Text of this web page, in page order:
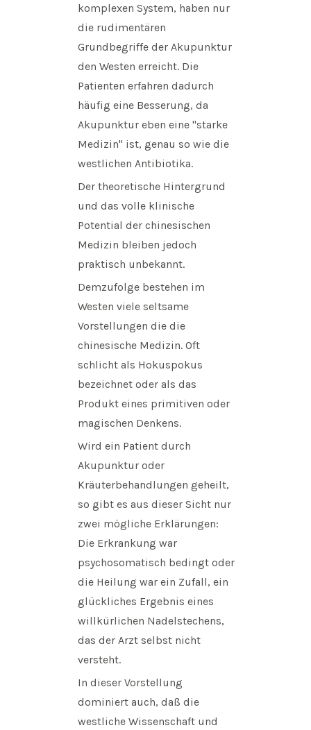
komplexen System, haben nur
die rudimentären
Grundbegriffe der Akupunktur
den Westen erreicht. Die
Patienten erfahren dadurch
häufig eine Besserung, da
Akupunktur eben eine "starke
Medizin" ist, genau so wie die
westlichen Antibiotika.
Der theoretische Hintergrund
und das volle klinische
Potential der chinesischen
Medizin bleiben jedoch
praktisch unbekannt.
Demzufolge bestehen im
Westen viele seltsame
Vorstellungen die die
chinesische Medizin. Oft
schlicht als Hokuspokus
bezeichnet oder als das
Produkt eines primitiven oder
magischen Denkens.
Wird ein Patient durch
Akupunktur oder
Kräuterbehandlungen geheilt,
so gibt es aus dieser Sicht nur
zwei mögliche Erklärungen:
Die Erkrankung war
psychosomatisch bedingt oder
die Heilung war ein Zufall, ein
glückliches Ergebnis eines
willkürlichen Nadelstechens,
das der Arzt selbst nicht
versteht.
In dieser Vorstellung
dominiert auch, daß die
westliche Wissenschaft und